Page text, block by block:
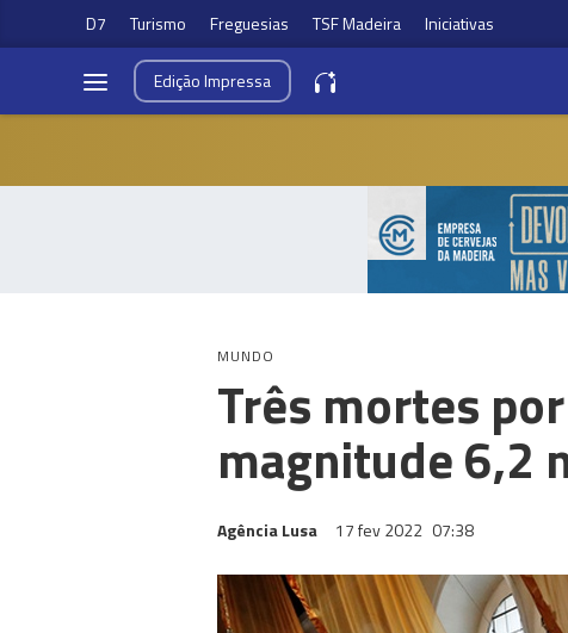
D7 Turismo Freguesias TSF Madeira Iniciativas
EdiçãoImpressa
MUNDO
Três mortes
magnitude 6,2
Agência Lusa 17 fev 2022 07:38